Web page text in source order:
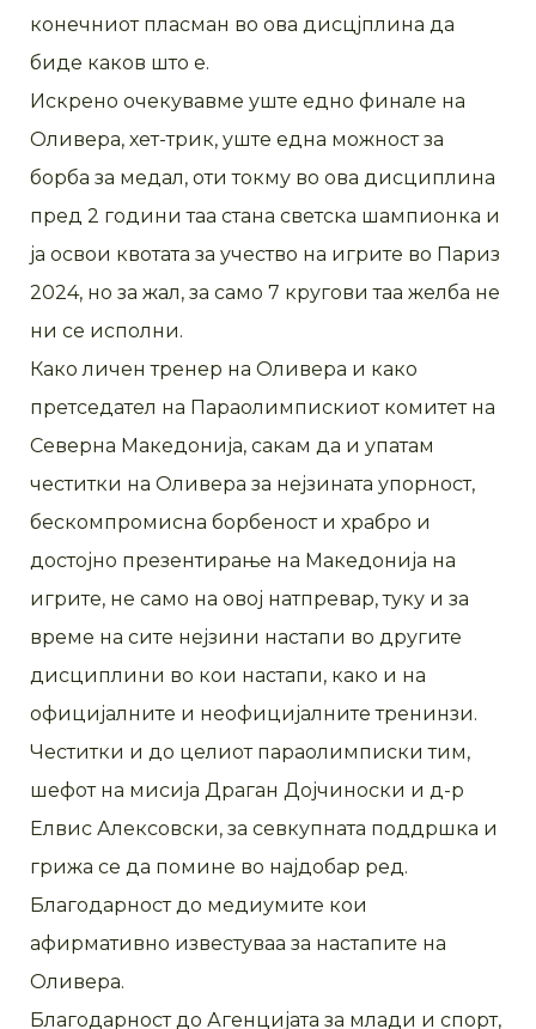
конечниот пласман во ова дисцјплина да
биде каков што е.
Искрено очекувавме уште едно финале на
Оливера, хет-трик, уште една можност за
борба за медал, оти токму во ова дисциплина
пред 2 години таа стана светска шампионка и
ја освои квотата за учество на игрите во Париз
2024, но за жал, за само 7 кругови таа желба не
ни се исполни.
Како личен тренер на Оливера и како
претседател на Параолимпискиот комитет на
Северна Македонија, сакам да и упатам
честитки на Оливера за нејзината упорност,
бескомпромисна борбеност и храбро и
достојно презентирање на Македонија на
игрите, не само на овој натпревар, туку и за
време на сите нејзини настапи во другите
дисциплини во кои настапи, како и на
официјалните и неофицијалните тренинзи.
Честитки и до целиот параолимписки тим,
шефот на мисија Драган Дојчиноски и д-р
Елвис Алексовски, за севкупната поддршка и
грижа се да помине во најдобар ред.
Благодарност до медиумите кои
афирмативно известуваа за настапите на
Оливера.
Благодарност до Агенцијата за млади и спорт,